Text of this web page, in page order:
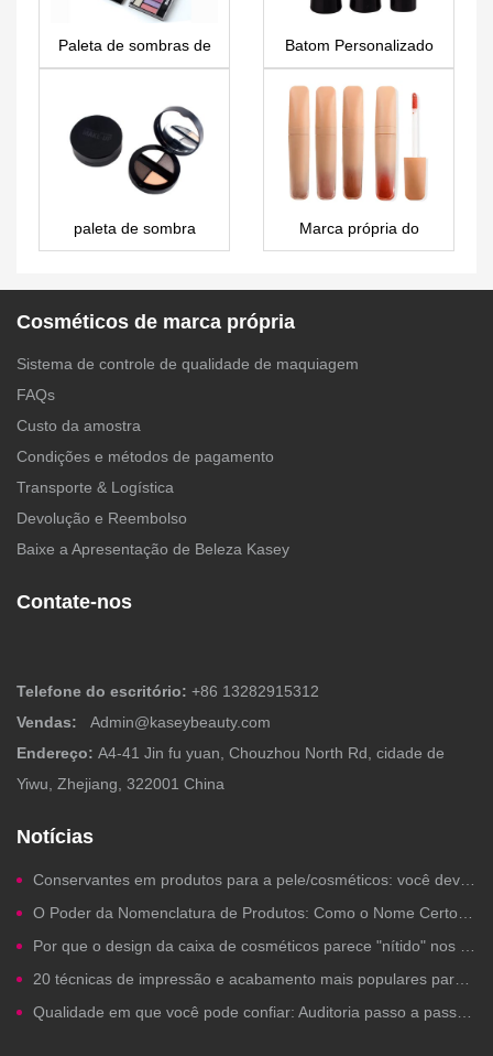
Paleta de sombras de
10 cores Illuminating
free ES136
Batom Personalizado
LS0018
paleta de sombra
personalizada
Marca própria do
fabricante de batom
Cosméticos de marca própria
Sistema de controle de qualidade de maquiagem
FAQs
Custo da amostra
Condições e métodos de pagamento
Transporte & Logística
Devolução e Reembolso
Baixe a Apresentação de Beleza Kasey
Contate-nos
Telefone do escritório: +86 13282915312
Vendas:
Admin@kaseybeauty.com
Endereço: A4-41 Jin fu yuan, Chouzhou North Rd, cidade de
Yiwu, Zhejiang, 322001 China
Notícias
Conservantes em produtos para a pele/cosméticos: você deveria se preocupar?
O Poder da Nomenclatura de Produtos: Como o Nome Certo para um Produto de Beleza Gera Cliques, Confiança e Vendas
Por que o design da caixa de cosméticos parece "nítido" nos computadores, mas fica ruim na impressão?
20 técnicas de impressão e acabamento mais populares para embalagens de cosméticos de marca própria
Qualidade em que você pode confiar: Auditoria passo a passo de fábrica para a fabricação de cosméticos de marca própria.